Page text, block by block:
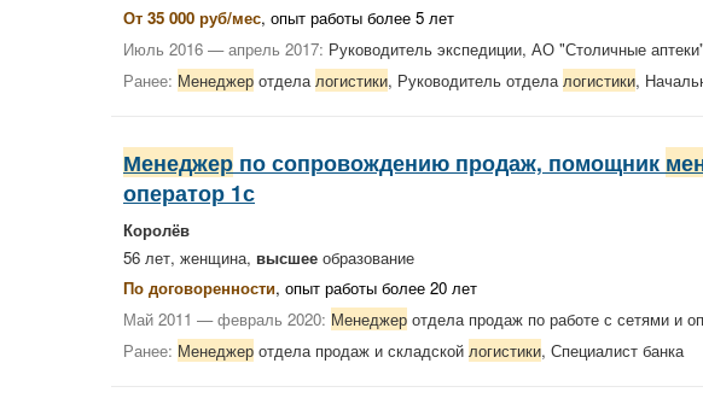
От 35 000 руб/мес, опыт работы более 5 лет
Июль 2016 — апрель 2017: Руководитель экспедиции, АО "Столичные аптеки"
Ранее: Менеджер отделалогистики, Руководитель отделалогистики,
Менеджер по сопровождению продаж, помощник
оператор 1с
Королёв
56 лет, женщина, высшее образование
По договоренности, опыт работы более 20 лет
Май 2011 — февраль 2020: Менеджер отдела продаж по работе с сетями и
Ранее: Менеджер отдела продаж и складской логистики, Специалист банка